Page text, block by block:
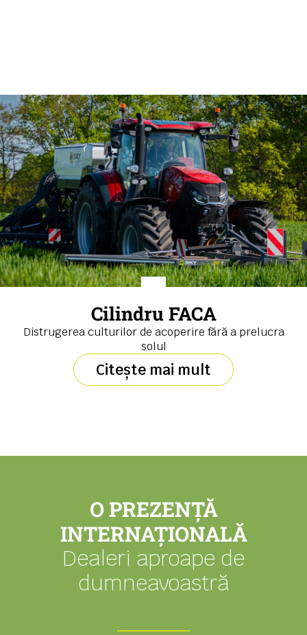
Cilindru FACA
Distrugerea culturilor de acoperire fără a prelucra
solul
Citește mai mult
O PREZENȚĂ
INTERNAȚIONALĂ
Dealeri aproape de
dumneavoastră